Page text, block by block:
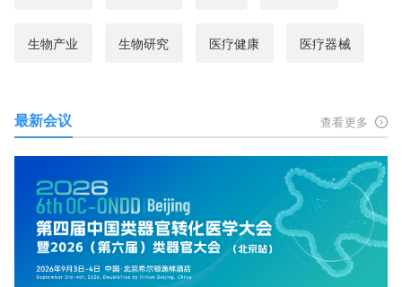
生物产业 生物研究 医疗健康 医疗器械
最新会议 查看更多